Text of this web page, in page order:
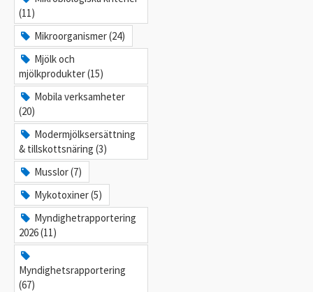
(11)
Mikroorganismer (24)
Mjölk och
mjölkprodukter (15)
Mobila verksamheter
(20)
Modermjölksersättning
& tillskottsnäring (3)
Musslor (7)
Mykotoxiner (5)
Myndighetrapportering
2026 (11)
Myndighetsrapportering
(67)